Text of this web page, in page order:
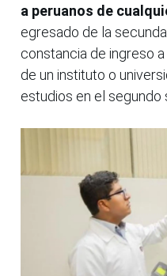
a peruanos de
egresado de la
constancia de ingreso
de un instituto o
estudios en el segundo